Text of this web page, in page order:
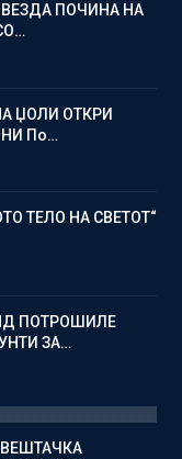
ПОЧИНА НА
ЏОЛИ ОТКРИ
По…
ТЕЛО НА СВЕТОТ“
ПОТРОШИЛЕ
ЗА…